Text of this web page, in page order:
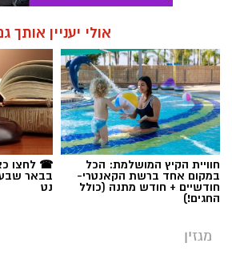
חוויית הקיץ המושלמת: הכל
חודשיים + חודש מתנה (כולל
☎ לחצו
נט
מגזין
זרעים של גבורה: הלוחם
על הבית והעגבנייה
מהתוצרת החקלאית של ישראל,
שזהו גם ציר הביטחון התזונתי
כבוד לעבודת האדמה. אחד
והמשגשגים באזור הדרום הוא